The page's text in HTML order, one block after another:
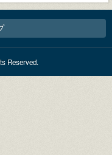
Reserved.